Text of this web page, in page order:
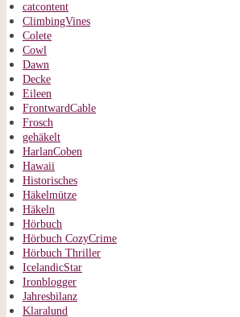
catcontent
ClimbingVines
Colete
Cowl
Dawn
Decke
Eileen
FrontwardCable
Frosch
gehäkelt
HarlanCoben
Hawaii
Historisches
Häkelmütze
Häkeln
Hörbuch
Hörbuch CozyCrime
Hörbuch Thriller
IcelandicStar
Ironblogger
Jahresbilanz
Klaralund